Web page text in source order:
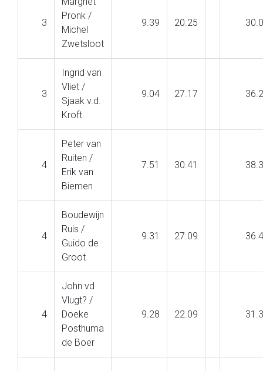
3
Pronk /
Michel
Zwetsloot
9.39 20.25
3
Ingrid van
Vliet /
Sjaak v.d.
Kroft
9.04 27.17
4
Peter van
Ruiten /
Erik van
Biemen
7.51 30.41
4
Boudewijn
Ruis /
Guido de
Groot
9.31 27.09
4
John vd
Vlugt? /
Doeke
Posthuma
de Boer
9.28 22.09